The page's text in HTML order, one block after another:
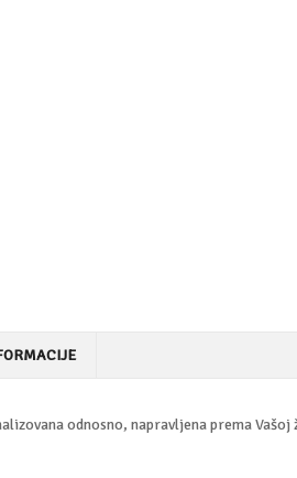
odnosno, napravljena prema